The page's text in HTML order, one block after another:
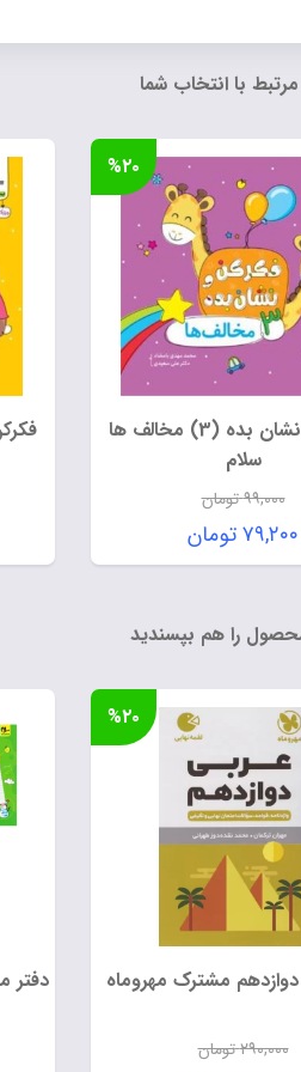
با انتخاب شما
فکر کن و نشان بده (3) مخالف ها
سلام
۹۹,۰۰۰تومان
قیمت
اصلی:
بود.
۷۹,۲۰۰تومان
قیمت
۷۹,۲۰۰ تومان.
%۲۰
را هم بپسندید
مشترک مهروماه
۲۹۰,۰۰۰تومان
%۲۰
دفتر